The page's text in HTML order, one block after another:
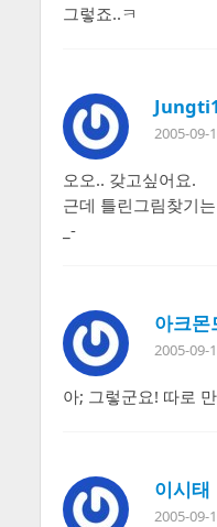
그렇죠..ㅋ
2005-09-
오오.. 갖고싶어요.
근데 틀린그림찾기
_-
아크몬
2005-09-
아; 그렇군요! 따로
이시태
2005-09-